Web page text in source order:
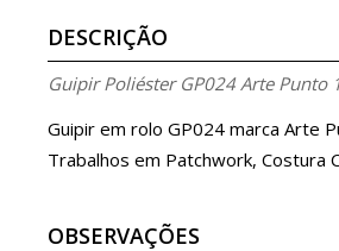
DESCRIÇÃO
Guipir Poliéster GP024 Arte
Guipir em rolo GP024 marca Arte
Trabalhos em Patchwork, Costura
OBSERVAÇÕES